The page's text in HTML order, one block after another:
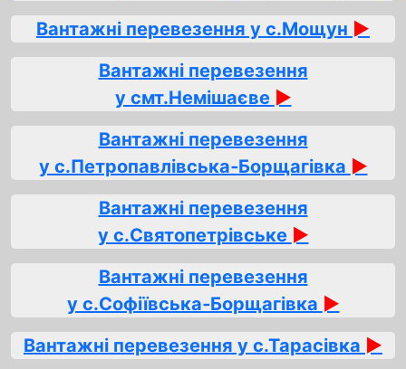
Вантажні перевезення у с.Мощун ►
Вантажні перевезення
у смт.Немішаєве ►
Вантажні перевезення
у с.Петропавлівська‑Борщагівка ►
Вантажні перевезення
у с.Святопетрівське ►
Вантажні перевезення
у с.Софіївська‑Борщагівка ►
Вантажні перевезення у с.Тарасівка ►